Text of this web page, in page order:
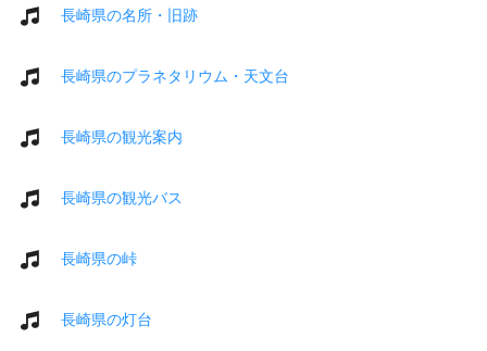
長崎県の名所・旧跡
長崎県のプラネタリウム・天文台
長崎県の観光案内
長崎県の観光バス
長崎県の峠
長崎県の灯台